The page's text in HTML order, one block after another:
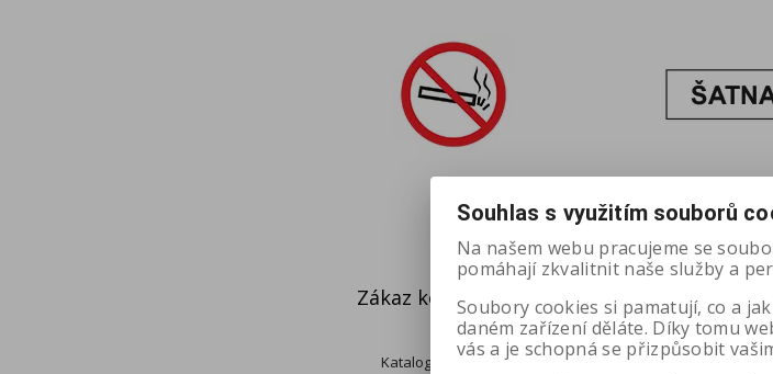
Zákaz kouření - malý
Katalogové číslo:6411
ŠATNA
Katalogové
Souhlas s využitím souborů
Na našem webu pracujeme se
pomáhají zkvalitnit naše služby a
Soubory cookies si pamatují, co a
daném zařízení děláte. Díky tomu
vás a je schopná se přizpůsobit